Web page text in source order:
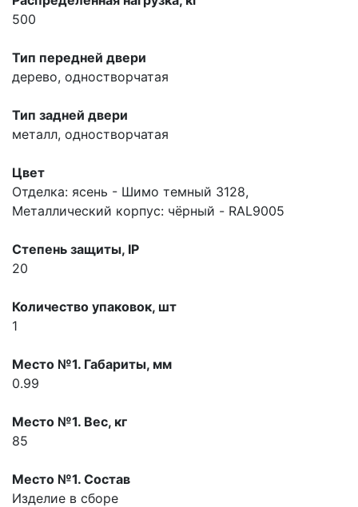
500
Тип передней двери
дерево, одностворчатая
Тип задней двери
металл, одностворчатая
Цвет
Отделка: ясень - Шимо темный 3128,
Металлический корпус: чёрный - RAL9005
Степень защиты, IP
20
Количество упаковок, шт
1
Место №1. Габариты, мм
0.99
Место №1. Вес, кг
85
Место №1. Состав
Изделие в сборе